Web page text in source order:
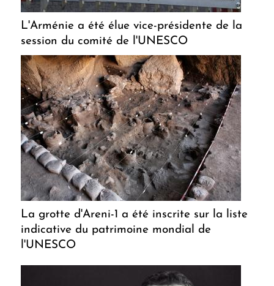
L'Arménie a été élue vice-présidente de la
session du comité de l'UNESCO
La grotte d'Areni-1 a été inscrite sur la liste
indicative du patrimoine mondial de
l'UNESCO